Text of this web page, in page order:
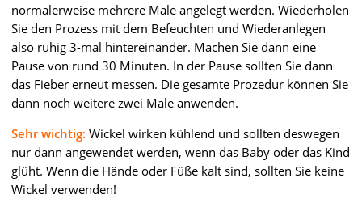
normalerweise mehrere Male angelegt werden. Wiederholen
Sie den Prozess mit dem Befeuchten und Wiederanlegen
also ruhig 3-mal hintereinander. Machen Sie dann eine
Pause von rund 30 Minuten. In der Pause sollten Sie dann
das Fieber erneut messen. Die gesamte Prozedur können Sie
dann noch weitere zwei Male anwenden.
Sehr wichtig: Wickel wirken kühlend und sollten deswegen
nur dann angewendet werden, wenn das Baby oder das Kind
glüht. Wenn die Hände oder Füße kalt sind, sollten Sie keine
Wickel verwenden!